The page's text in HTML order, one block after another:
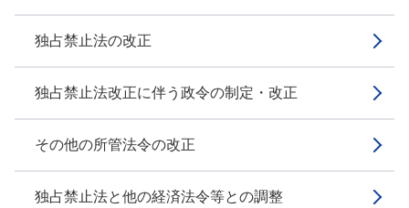
独占禁止法の改正
独占禁止法改正に伴う政令の制定・改正
その他の所管法令の改正
独占禁止法と他の経済法令等との調整